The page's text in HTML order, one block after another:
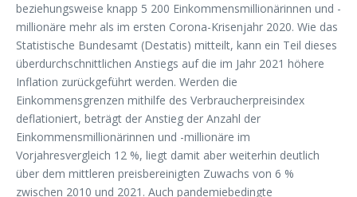
beziehungsweise knapp 5 200 Einkommensmillionärinnen und -
millionäre mehr als im ersten Corona-Krisenjahr 2020. Wie das
Statistische Bundesamt (Destatis) mitteilt, kann ein Teil dieses
überdurchschnittlichen Anstiegs auf die im Jahr 2021 höhere
Inflation zurückgeführt werden. Werden die
Einkommensgrenzen mithilfe des Verbraucherpreisindex
deflationiert, beträgt der Anstieg der Anzahl der
Einkommensmillionärinnen und -millionäre im
Vorjahresvergleich 12 %, liegt damit aber weiterhin deutlich
über dem mittleren preisbereinigten Zuwachs von 6 %
zwischen 2010 und 2021. Auch pandemiebedingte